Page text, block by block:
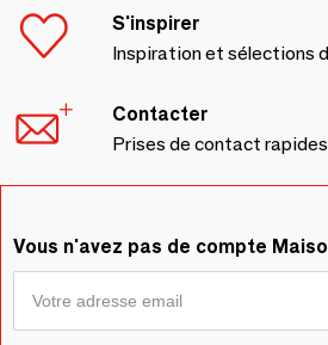
S'inspirer
Inspiration et sélections
Contacter
Prises de contact
Vous n'avez pas de compte